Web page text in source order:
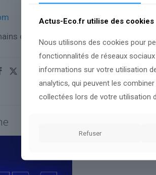
développements permettront de
Actus-Eco.fr utilise des cookies
Nous utilisons des cookies pour
fonctionnalités de réseaux
informations sur votre utilisation
analytics, qui peuvent les
collectées lors de votre utilisation
Refuser